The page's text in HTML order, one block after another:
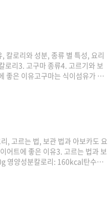
섬유: 0.9g비타민C: 32mg리코
수치를 낮춰준다고 합니다. ..
칼로리와 성분, 종류 별 특성, 요리
로리3. 고구마 종류4. 고르기와 보
좋은 이유고구마는 식이섬유가 풍
서서히 올려서 혈당 조절에도 도
방도 할 수 있다고 해서 주목받는
, 고르는 법, 보관 법과 아보카도 요
어트에 좋은 이유3. 고르는 법과 보
영양성분칼로리: 160kcal탄수화
다. 과일임에도 높은 지방을 가지
은 칼로리에 대한 해명칼로리가 높